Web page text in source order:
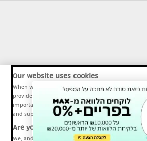
Our website uses cookies
When we provide Maariv, TMI and Sport1 content
provide social media features and to analyze our
important and necessary for our website
and support Maariv, TMI and Sport1 activity and
Are you happy to accept cookies?
We, and our partners, use information about your